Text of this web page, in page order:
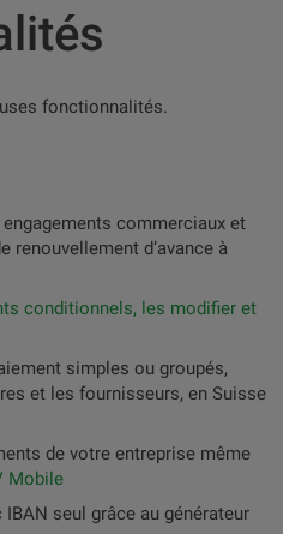
fonctionnalités.
commerciaux et
renouvellement d’avance à
conditionnels, les modifier et
simples ou groupés,
et les fournisseurs, en Suisse
de votre entreprise même
Mobile
IBAN seul grâce au générateur